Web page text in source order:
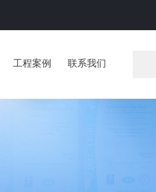
工程案例 联系我们